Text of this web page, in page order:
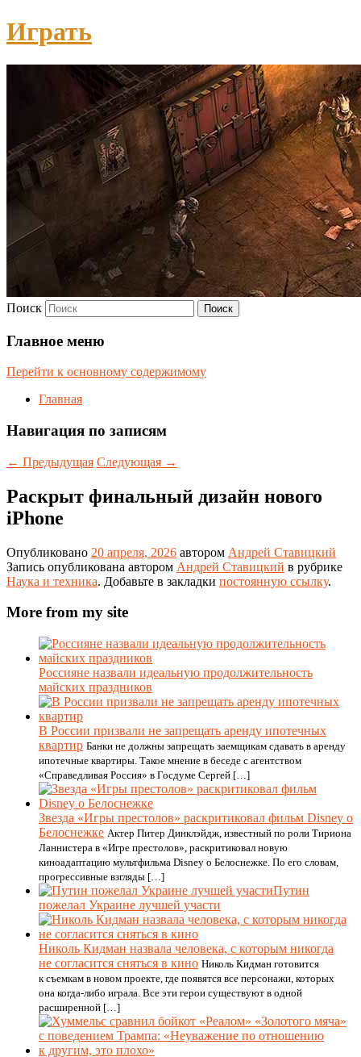
Играть
Поиск
Главное меню
Перейти к основному содержимому
Главная
Навигация по записям
← Предыдущая Следующая →
Раскрыт финальный дизайн нового
iPhone
Опубликовано 20 апреля, 2026 автором Андрей Ставицкий
Запись опубликована автором Андрей Ставицкий в рубрике
Наука и техника. Добавьте в закладки постоянную ссылку.
More from my site
Россияне назвали идеальную продолжительность
майских праздников
В России призвали не запрещать аренду ипотечных
квартир Банки не должны запрещать заемщикам сдавать в аренду
ипотечные квартиры. Такое мнение в беседе с агентством
«Справедливая Россия» в Госдуме Сергей […]
Звезда «Игры престолов» раскритиковал фильм Disney о
Белоснежке Актер Питер Динклэйдж, известный по роли Тириона
Ланнистера в «Игре престолов», раскритиковал новую
киноадаптацию мультфильма Disney о Белоснежке. По его словам,
прогрессивные взгляды […]
Путин
пожелал Украине лучшей участи
Николь Кидман назвала человека, с которым никогда
не согласится сняться в кино Николь Кидман готовится
к съемкам в новом проекте, где появятся все персонажи, которых
она когда-либо играла. Все эти герои существуют в одной
расширенной […]